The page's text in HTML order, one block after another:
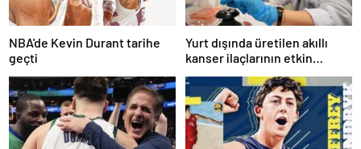
NBA'de Kevin Durant tarihe
geçti
Yurt dışında üretilen akıllı
kanser ilaçlarının etkin
geliştirildi | Sağlık Haberleri